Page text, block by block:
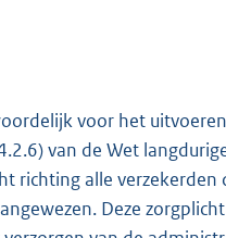
voor het
van de Wet
richting alle
Deze